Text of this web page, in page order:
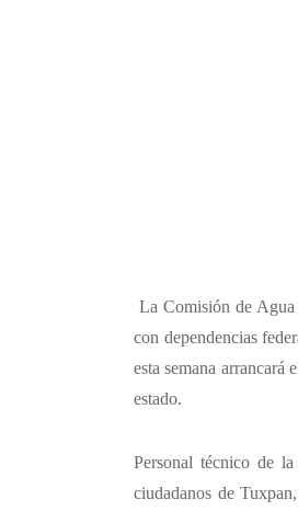
La Comisión de
con dependencias
esta semana
estado.
Personal técnico de
ciudadanos de